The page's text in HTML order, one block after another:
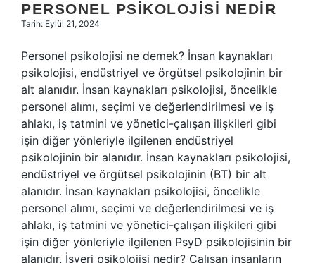
PERSONEL PSIKOLOJISI NEDIR
Tarih: Eylül 21, 2024
Personel psikolojisi ne demek? İnsan kaynakları
psikolojisi, endüstriyel ve örgütsel psikolojinin bir
alt alanıdır. İnsan kaynakları psikolojisi, öncelikle
personel alımı, seçimi ve değerlendirilmesi ve iş
ahlakı, iş tatmini ve yönetici-çalışan ilişkileri gibi
işin diğer yönleriyle ilgilenen endüstriyel
psikolojinin bir alanıdır. İnsan kaynakları psikolojisi,
endüstriyel ve örgütsel psikolojinin (BT) bir alt
alanıdır. İnsan kaynakları psikolojisi, öncelikle
personel alımı, seçimi ve değerlendirilmesi ve iş
ahlakı, iş tatmini ve yönetici-çalışan ilişkileri gibi
işin diğer yönleriyle ilgilenen PsyD psikolojisinin bir
alanıdır. İşyeri psikolojisi nedir? Çalışan insanların